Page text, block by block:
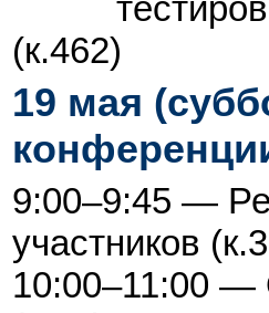
(к.462)
19 мая
9:00–9:45 —
участников
10:00–11:00 —